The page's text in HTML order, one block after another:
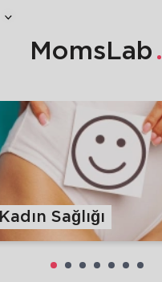
MomsLab
Kadın Sağlığı